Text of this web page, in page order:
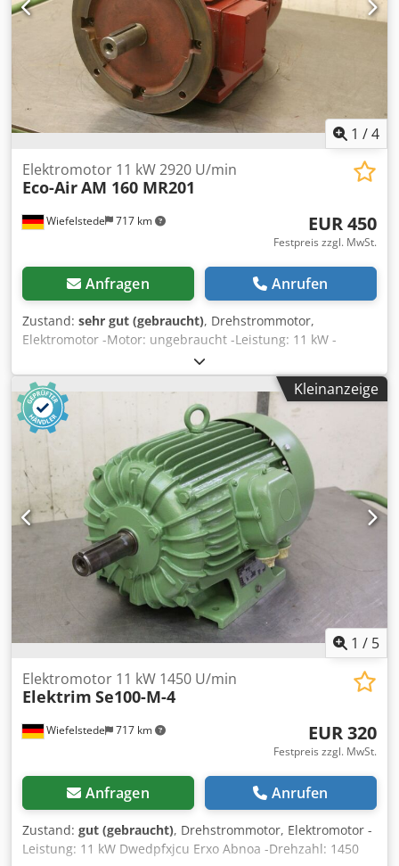
1 /4
Wiefelstede 717 km
Elektromotor 11 kW 2920 U/min
Eco-AirAM 160 MR201
EUR 450
Festpreis zzgl. MwSt.
Anfragen Anrufen
Zustand: sehr gut (gebraucht), Drehstrommotor,
Elektromotor -Motor: ungebraucht -Leistung: 11 kW -
Drehzahl: 2920 U/min -Welle: Ø 38 mm -Bauform: B35 -
Schutzart: IP 55 Dwsdpfxjcuta Dj Abnea -Abmessungen:
500/345/H300 mm -Gewicht: 65 kg
Kleinanzeige
1 / 5
Wiefelstede 717 km
Elektromotor 11 kW 1450 U/min
Elektrim Se100-M-4
EUR 320
Festpreis zzgl. MwSt.
Anfragen Anrufen
Zustand: gut (gebraucht), Drehstrommotor, Elektromotor -
Leistung: 11 kW Dwedpfxjcu Erxo Abnoa -Drehzahl: 1450